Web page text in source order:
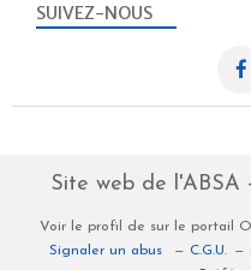
SUIVEZ-NOUS
Site web de
Voir le profil de sur le portail
Signaler un abus
C.G.U.